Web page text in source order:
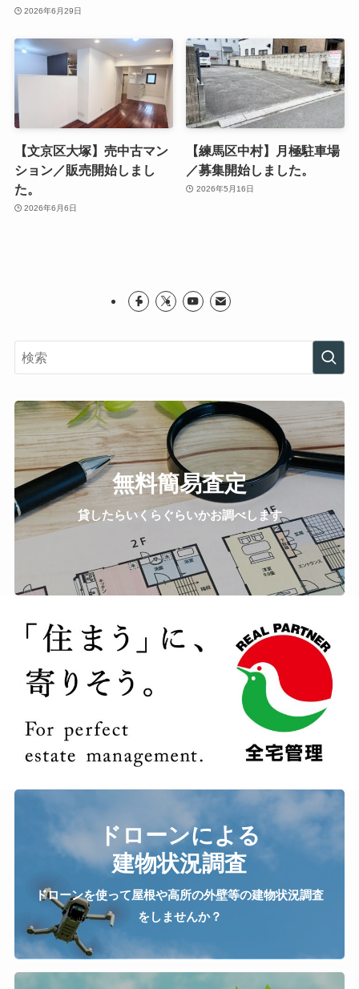
2026年6月29日
【文京区大塚】売中古マン
ション／販売開始しまし
た。
2026年6月6日
【練馬区中村】月極駐車場
／募集開始しました。
2026年5月16日
無料簡易査定
貸したらいくらぐらいかお調べします
ドローンによる
建物状況調査
ドローンを使って屋根や高所の外壁等の建物状況調査
をしませんか？